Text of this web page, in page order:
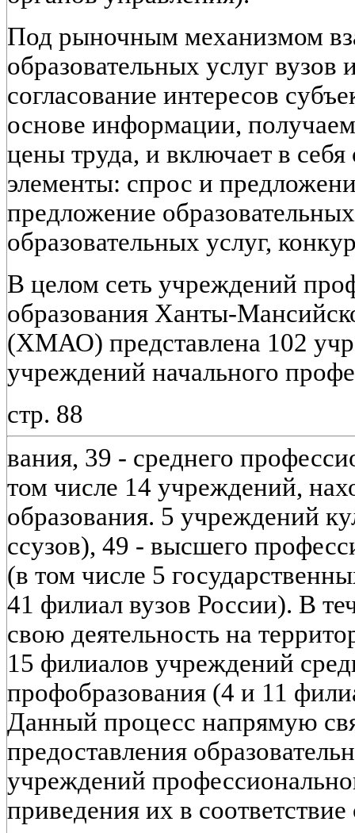
Под рыночным механизмом
образовательных услуг
согласование интересов
основе информации,
цены труда, и включает в
элементы: спрос и
предложение
образовательных услуг,
В целом сеть учреждений
образования Ханты-
(ХМАО) представлена 102
учреждений начального
стр. 88
вания, 39 - среднего
том числе 14 учреждений,
образования. 5 учреждений
ссузов), 49 - высшего
(в том числе 5
41 филиал вузов России). В
свою деятельность на
15 филиалов учреждений
профобразования (4 и 11
Данный процесс напрямую
предоставления
учреждений
приведения их в соответствие